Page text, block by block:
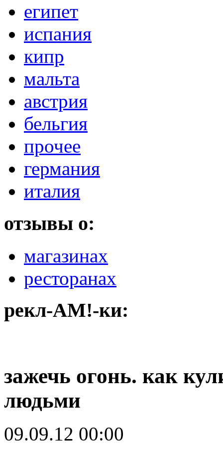
египет
испания
кипр
мальта
австрия
бельгия
прочее
германия
италия
отзывы о:
магазинах
ресторанах
рекл-АМ!-ки:
зажечь огонь. как
людьми
09.09.12 00:00